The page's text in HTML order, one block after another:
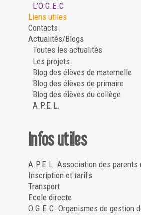
L’O.G.E.C
Liens utiles
Contacts
Actualités/Blogs
Toutes les actualités
Les projets
Blog des élèves de maternelle
Blog des élèves de primaire
Blog des élèves du collège
A.P.E.L.
Infos utiles
A.P.E.L. Association des parents
Inscription et tarifs
Transport
Ecole directe
O.G.E.C. Organismes de gestion